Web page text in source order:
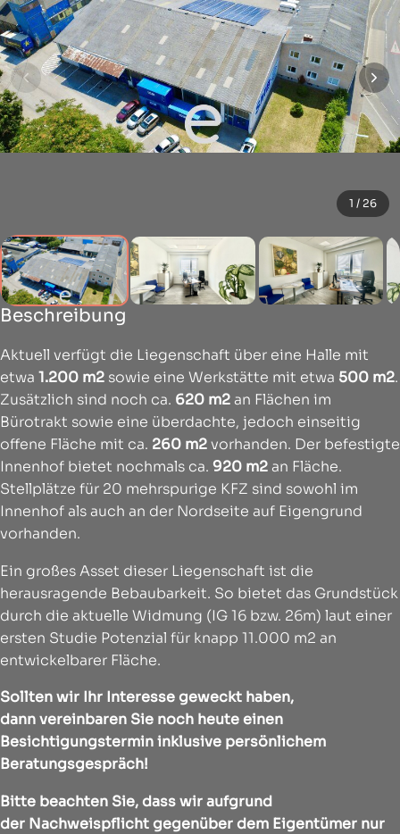
1 / 26
Beschreibung
Aktuell verfügt die Liegenschaft über eine Halle mit
etwa 1.200 m2 sowie eine Werkstätte mit etwa 500 m2.
Zusätzlich sind noch ca. 620 m2 an Flächen im
Bürotrakt sowie eine überdachte, jedoch einseitig
offene Fläche mit ca. 260 m2vorhanden. Der befestigte
Innenhof bietet nochmals ca. 920 m2 an Fläche.
Stellplätze für 20 mehrspurige KFZ sind sowohl im
Innenhof als auch an der Nordseite auf Eigengrund
vorhanden.
Ein großes Asset dieser Liegenschaft ist die
herausragende Bebaubarkeit. So bietet das Grundstück
durch die aktuelle Widmung (IG 16 bzw. 26m) laut einer
ersten Studie Potenzial für knapp 11.000 m2 an
entwickelbarer Fläche.
Sollten wir Ihr Interesse geweckt haben,
dann vereinbaren Sie noch heute einen
Besichtigungstermin inklusive persönlichem
Beratungsgespräch!
Bitte beachten Sie, dass wir aufgrund
der Nachweispflicht gegenüber dem Eigentümer nur